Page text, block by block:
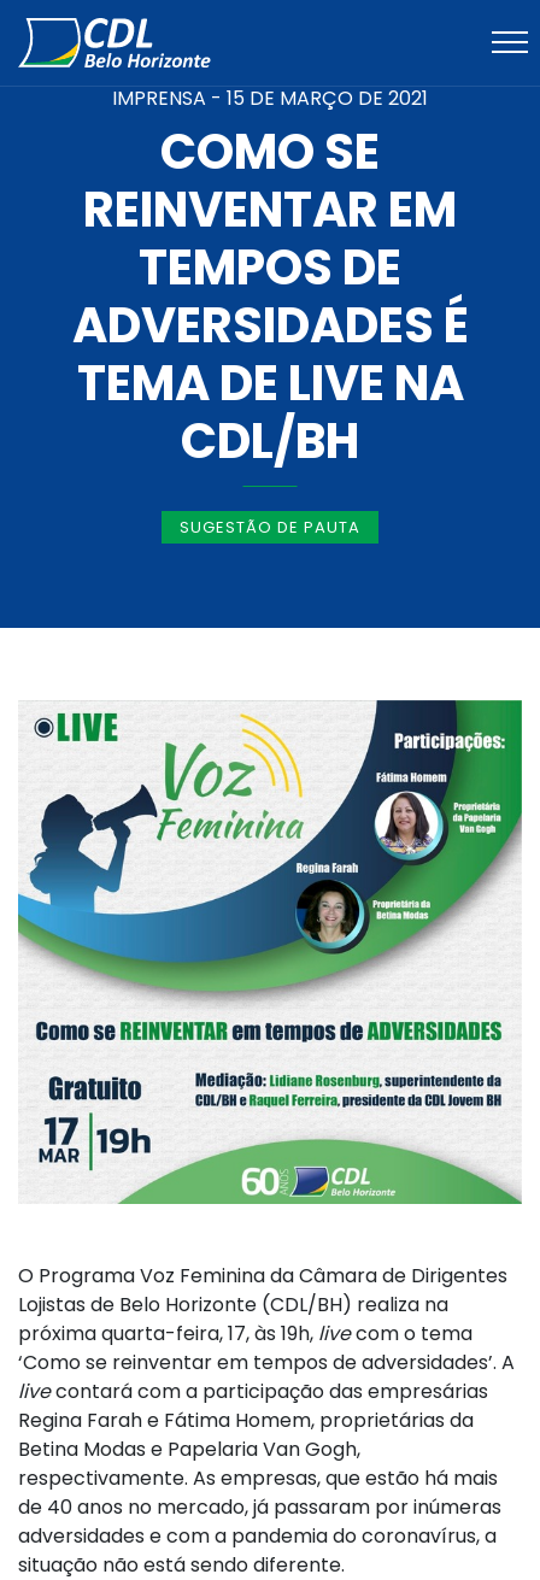
IMPRENSA - 15 DE MARÇO DE 2021
COMO SE
REINVENTAR EM
TEMPOS DE
ADVERSIDADES É
TEMA DE LIVE NA
CDL/BH
SUGESTÃO DE PAUTA
O Programa Voz Feminina da Câmara de Dirigentes
Lojistas de Belo Horizonte (CDL/BH) realiza na
próxima quarta-feira, 17, às 19h, livecom o tema
‘Como se reinventar em tempos de adversidades’. A
livecontará com a participação das empresárias
Regina Farah e Fátima Homem, proprietárias da
Betina Modas e Papelaria Van Gogh,
respectivamente. As empresas, que estão há mais
de 40 anos no mercado, já passaram por inúmeras
adversidades e com a pandemia do coronavírus, a
situação não está sendo diferente.